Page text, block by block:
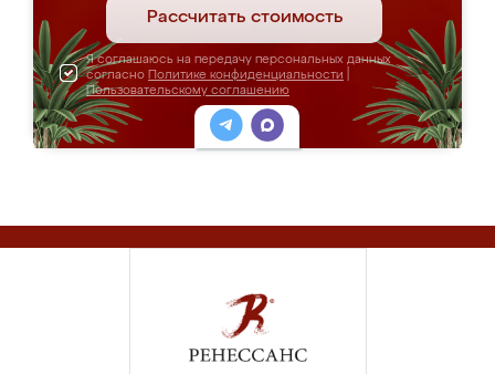
Рассчитать стоимость
Я соглашаюсь на передачу персональных данных
согласно Политике конфиденциальности
Пользовательскому соглашению